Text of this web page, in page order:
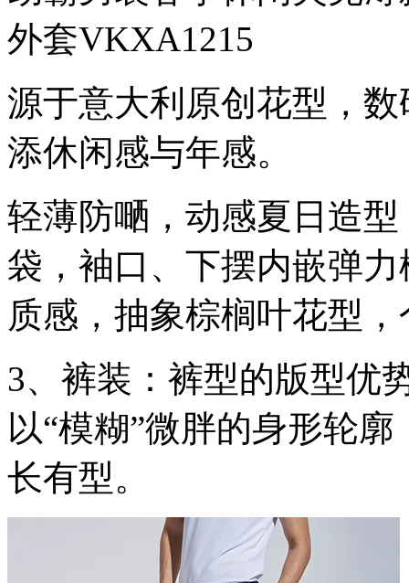
外套VKXA1215
源于意大利原创花型，
添休闲感与年感。
轻薄防嗮，动感夏日造
袋，袖口、下摆内嵌弹
质感，抽象棕榈叶花型
3、裤装：裤型的版型优
以“模糊”微胖的身形轮
长有型。